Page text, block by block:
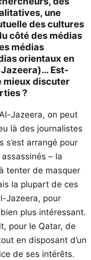
une
des cultures
côté des médias
médias
orientaux en
… Est-
mieux discuter
?
Jazeera, on peut
là des journalistes
s’est arrangé pour
– la
tenter de masquer
la plupart de ces
Jazeera, pour
plus intéressant.
pour le Qatar, de
en disposant d’un
de ses intérêts.